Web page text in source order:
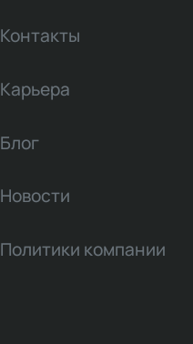
Контакты
Карьера
Блог
Новости
Политики компании